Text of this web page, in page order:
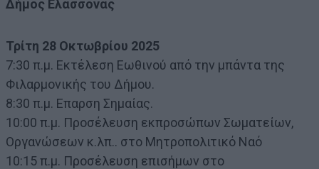
Δήμος Ελασσόνας
Τρίτη 28 Οκτωβρίου 2025
7:30 π.μ. Εκτέλεση Εωθινού από την μπάντα της
Φιλαρμονικής του Δήμου.
8:30 π.μ. Επαρση Σημαίας.
10:00 π.μ. Προσέλευση εκπροσώπων Σωματείων,
Οργανώσεων κ.λπ.. στο Μητροπολιτικό Ναό
10:15 π.μ. Προσέλευση επισήμων στο